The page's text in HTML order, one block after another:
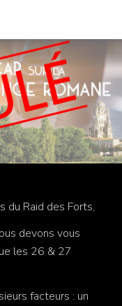
du Raid des Forts,
devons vous
les 26 & 27
facteurs : un